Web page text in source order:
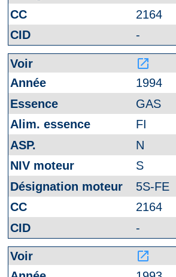
2164
-
launch
1994
GAS
FI
N
S
5S-FE
2164
-
launch